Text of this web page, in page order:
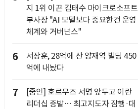
지 1위 이끈 김태수 마이크로소프트
부사장 "AI 모델보다 중요한건 운영
체계와 거버넌스"
6
서장훈, 28억에 산 양재역 빌딩 450
억에 내놨다
7
[줌인] 호르무즈 서명 앞두고 이란
리더십 증발… 최고지도자 잠행·대